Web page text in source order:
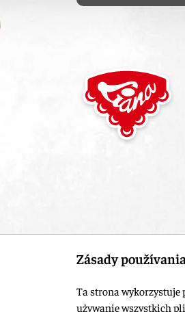
Zásady
Ta strona wykorzystuje
używanie wszystkich